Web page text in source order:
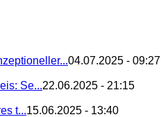
04.07.2025 - 09:27
Se...22.06.2025 - 21:15
t...15.06.2025 - 13:40